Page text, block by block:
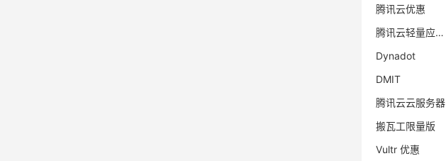
腾讯云优惠
腾讯云轻量应用服务器
Dynadot
DMIT
腾讯云云服务器
搬瓦工限量版
Vultr 优惠